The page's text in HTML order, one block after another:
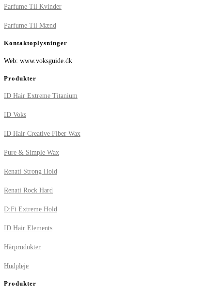
Parfume Til Kvinder
Parfume Til Mænd
Kontaktoplysninger
Web: www.voksguide.dk
Produkter
ID Hair Extreme Titanium
ID Voks
ID Hair Creative Fiber Wax
Pure & Simple Wax
Renati Strong Hold
Renati Rock Hard
D:Fi Extreme Hold
ID Hair Elements
Hårprodukter
Hudpleje
Produkter